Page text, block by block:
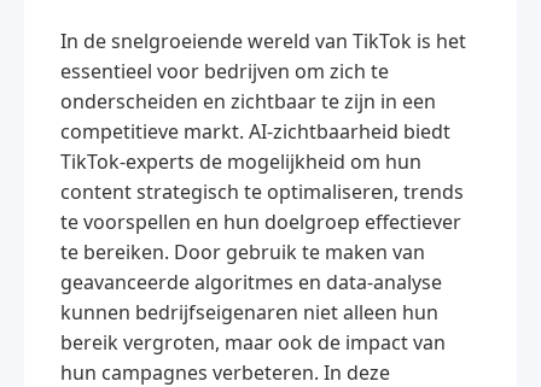
In de snelgroeiende wereld van TikTok is het
essentieel voor bedrijven om zich te
onderscheiden en zichtbaar te zijn in een
competitieve markt. AI-zichtbaarheid biedt
TikTok-experts de mogelijkheid om hun
content strategisch te optimaliseren, trends
te voorspellen en hun doelgroep effectiever
te bereiken. Door gebruik te maken van
geavanceerde algoritmes en data-analyse
kunnen bedrijfseigenaren niet alleen hun
bereik vergroten, maar ook de impact van
hun campagnes verbeteren. In deze